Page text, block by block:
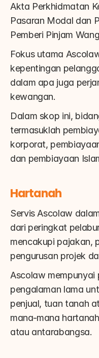
Akta Perkhidmatan
Pasaran Modal dan
Pemberi Pinjam
Fokus utama
kepentingan
dalam apa juga
kewangan.
Dalam skop ini,
termasuklah
korporat,
dan pembiayaan
Hartanah
Servis Ascolaw
dari peringkat
mencakupi pajakan,
pengurusan projek
Ascolaw mempunyai
pengalaman lama
penjual, tuan tanah
mana-mana
atau antarabangsa.